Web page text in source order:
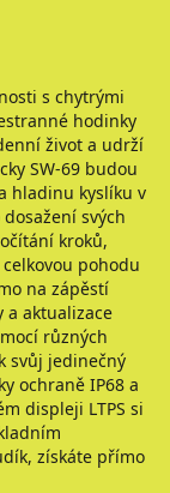
s chytrými
hodinky
život a udrží
SW-69 budou
hladinu kyslíku v
svých
kroků,
pohodu
na zápěstí
a aktualizace
různých
svůj jedinečný
ochraně IP68 a
displeji LTPS si
získáte přímo